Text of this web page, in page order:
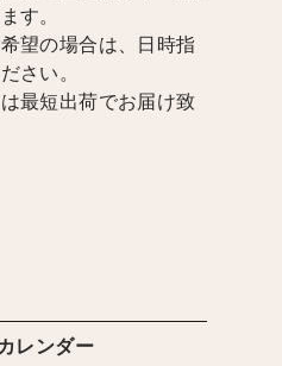
す。
望の場合は、日時指
さい。
最短出荷でお届け致
レンダー